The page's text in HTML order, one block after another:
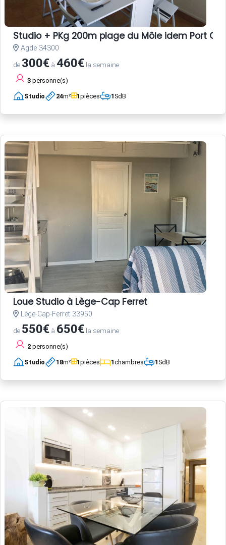
Studio + PKg 200m plage du Môle idem Port
Agde 34300
de 300€ à 460€ la semaine
3 personne(s)
Studio 24m² 1pièces 1SdB
Loue Studio à Lège-Cap Ferret
Lège-Cap-Ferret 33950
de 550€ à 650€ la semaine
2 personne(s)
Studio 18m² 1pièces 1chambres 1SdB